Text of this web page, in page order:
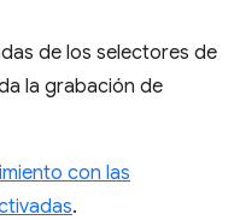
de los selectores de
la grabación de
con las
.